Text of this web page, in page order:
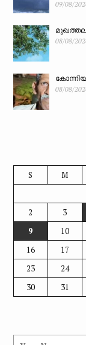
09/08/
മുഖത്തല
08/08/
08/08/
S M
2
3
9
10
16
17
23
24
30
31